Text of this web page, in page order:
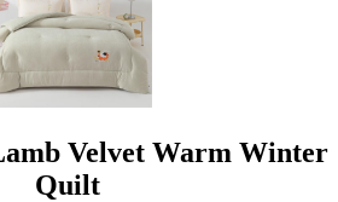
Velvet Warm Winter
Quilt